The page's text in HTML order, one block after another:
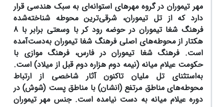
مهر تیموران در گروه مهرهای استوانه‌ای به سبک هندسی قرار
دارد که از تل تیموران، شرقی‌ترین محوطه شناخته‌شده
فرهنگ شغا تیموران در حوضه رود کر با وسعتی برابر با 8
هکتار از محوطه‌های اصلی فرهنگ شغا تیموران به‌دست‌آمده
است. فرهنگ شغا تیموران در فارس،فرهنگ موازی با
حکومت عیلام میانه (نیمه دوم هزاره دوم قبل از میلاد) است.
به‌استثنای تل ملیان تاکنون آثار شاخصی از ارتباط
محوطه‌های مناطق مرتفع (انشان) با مناطق پست (شوش) در
دوره عیلام میانه به دست نیامده است. جنس مهر تیموران